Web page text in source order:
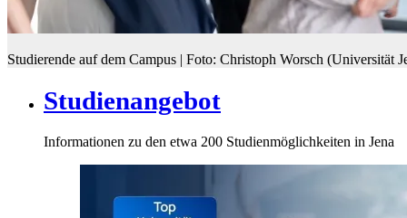
Studierende auf dem Campus | Foto: Christoph Worsch (Universität
Studienangebot
Informationen zu den etwa 200 Studienmöglichkeiten in Jena